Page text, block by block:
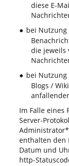
diese E-
● bei
die jeweils
● bei
Blogs /
Im Falle eines
Server-
enthalten den
Datum und
http-